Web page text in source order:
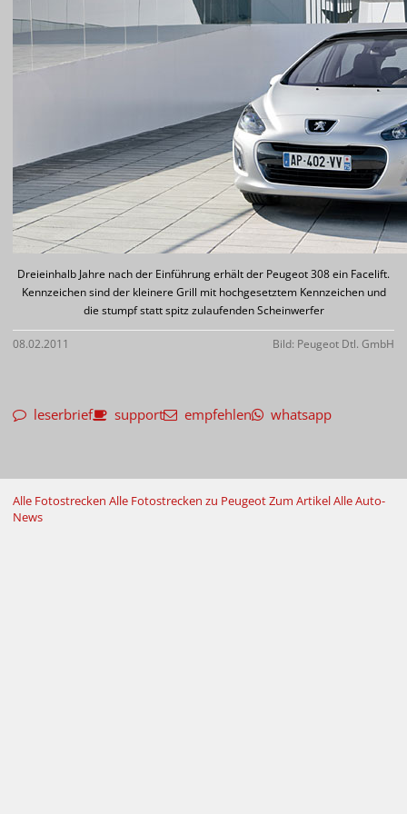
Dreieinhalb Jahre nach der Einführung erhält der Peugeot 308 ein Facelift.
Kennzeichen sind der kleinere Grill mit hochgesetztem Kennzeichen und
die stumpf statt spitz zulaufenden Scheinwerfer
08.02.2011 Bild: Peugeot Dtl. GmbH
leserbrief support empfehlen whatsapp
Alle Fotostrecken Alle Fotostrecken zu PeugeotZum ArtikelAlle Auto-
News